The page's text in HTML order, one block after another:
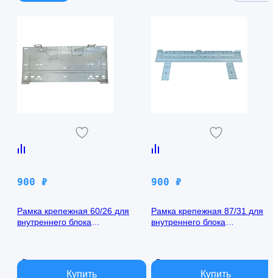
900 ₽
Рамка крепежная 60/26 для
внутреннего блока
В наличии
900 ₽
Рамка крепежная 87/31 для
внутреннего блока
В наличии